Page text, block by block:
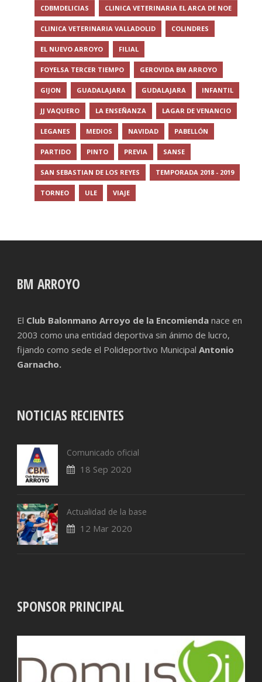
CDBMDELICIAS CLINICA VETERINARIA EL ARCA DE NOE
CLINICA VETERINARIA VALLADOLID COLINDRES
EL NUEVO ARROYO FILIAL
FOYELSA TERCER TIEMPO GEROVIDA BM ARROYO
GIJON GUADALAJARA GUDALAJARA INFANTIL
JJ VAQUERO LA ENSEÑANZA LAGAR DE VENANCIO
LEGANES MEDIOS NAVIDAD PABELLÓN
PARTIDO PINTO PREVIA SANSE
SAN SEBASTIAN DE LOS REYES TEMPORADA 2018 - 2019
TORNEO ULE VIAJE
BM ARROYO
El Club Balonmano Arroyo de la Encomienda nace en
2003 como una entidad deportiva sin ánimo de lucro,
fijando como sede el Polideportivo Municipal Antonio
Garnacho.
NOTICIAS RECIENTES
Comunicado oficial
18 Sep 2020
Actualidad de la base
12 Mar 2020
SPONSOR PRINCIPAL